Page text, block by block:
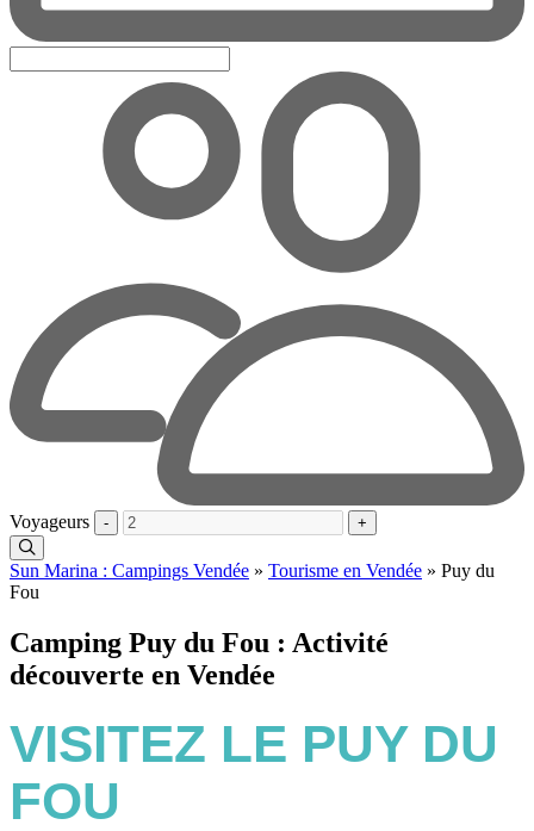
Voyageurs - +
Sun Marina : Campings Vendée » Tourisme en Vendée » Puy du
Fou
Camping Puy du Fou : Activité
découverte en Vendée
VISITEZ LE PUY DU
FOU